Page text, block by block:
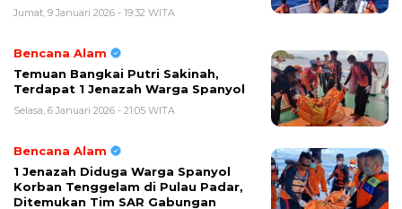
Jumat, 9 Januari 2026 - 19:32 WITA
Bencana Alam
Temuan Bangkai Putri Sakinah,
Terdapat 1 Jenazah Warga Spanyol
Selasa, 6 Januari 2026 - 21:05 WITA
Bencana Alam
1 Jenazah Diduga Warga Spanyol
Korban Tenggelam di Pulau Padar,
Ditemukan Tim SAR Gabungan